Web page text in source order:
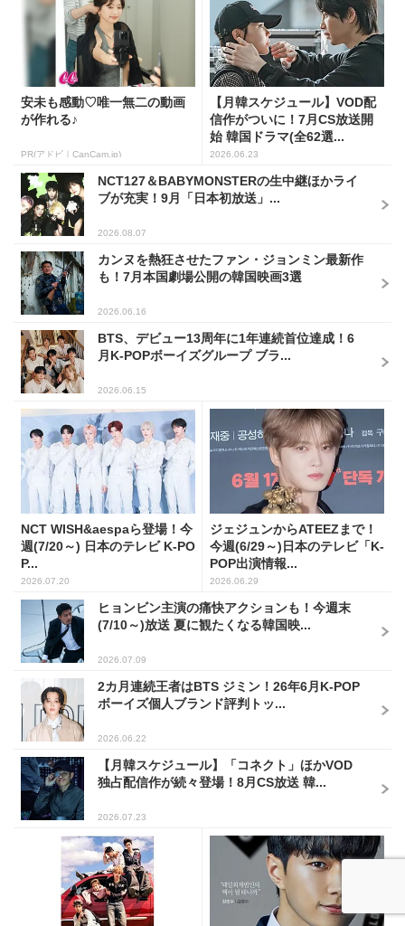
安未も感動♡唯一無二の動画
が作れる♪
PR(アドビ｜CanCam.jp)
【月韓スケジュール】VOD配
信作がついに！7月CS放送開
始 韓国ドラマ(全62選...
2026.06.23
NCT127＆BABYMONSTERの生中継ほかライ
ブが充実！9月「日本初放送」...
2026.08.07
カンヌを熱狂させたファン・ジョンミン最新作
も！7月本国劇場公開の韓国映画3選
2026.06.16
BTS、デビュー13周年に1年連続首位達成！6
月K-POPボーイズグループ ブラ...
2026.06.15
NCT WISH&aespaら登場！今
週(7/20～) 日本のテレビ K-PO
P...
2026.07.20
ジェジュンからATEEZまで！
今週(6/29～)日本のテレビ「K-
POP出演情報...
2026.06.29
ヒョンビン主演の痛快アクションも！今週末
(7/10～)放送 夏に観たくなる韓国映...
2026.07.09
2カ月連続王者はBTS ジミン！26年6月K-POP
ボーイズ個人ブランド評判トッ...
2026.06.22
【月韓スケジュール】「コネクト」ほかVOD
独占配信作が続々登場！8月CS放送 韓...
2026.07.23